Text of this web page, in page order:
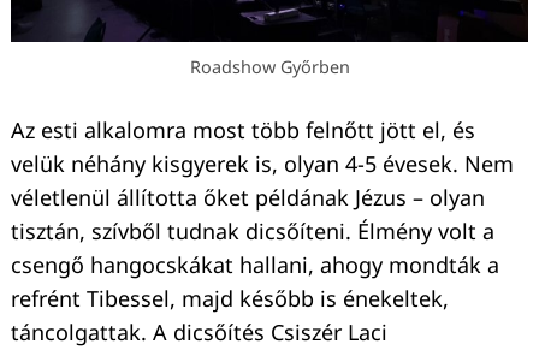
Roadshow Győrben
Az esti alkalomra most több felnőtt jött el, és
velük néhány kisgyerek is, olyan 4-5 évesek. Nem
véletlenül állította őket példának Jézus – olyan
tisztán, szívből tudnak dicsőíteni. Élmény volt a
csengő hangocskákat hallani, ahogy mondták a
refrént Tibessel, majd később is énekeltek,
táncolgattak. A dicsőítés Csiszér Laci